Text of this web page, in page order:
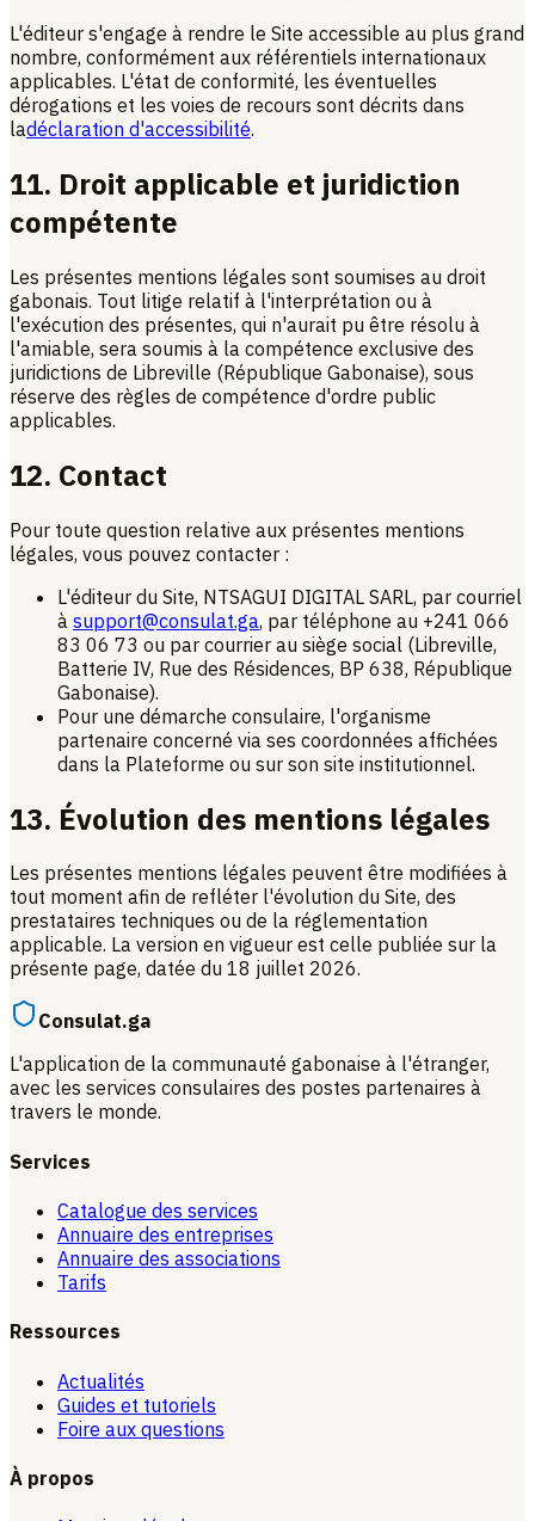
L'éditeur s'engage à rendre le Site accessible au plus grand
nombre, conformément aux référentiels internationaux
applicables. L'état de conformité, les éventuelles
dérogations et les voies de recours sont décrits dans
ladéclaration d'accessibilité.
11. Droit applicable et juridiction
compétente
Les présentes mentions légales sont soumises au droit
gabonais. Tout litige relatif à l'interprétation ou à
l'exécution des présentes, qui n'aurait pu être résolu à
l'amiable, sera soumis à la compétence exclusive des
juridictions de Libreville (République Gabonaise), sous
réserve des règles de compétence d'ordre public
applicables.
12. Contact
Pour toute question relative aux présentes mentions
légales, vous pouvez contacter :
L'éditeur du Site, NTSAGUI DIGITAL SARL, par courriel
à support@consulat.ga, par téléphone au +241 066
83 06 73 ou par courrier au siège social (Libreville,
Batterie IV, Rue des Résidences, BP 638, République
Gabonaise).
Pour une démarche consulaire, l'organisme
partenaire concerné via ses coordonnées affichées
dans la Plateforme ou sur son site institutionnel.
13. Évolution des mentions légales
Les présentes mentions légales peuvent être modifiées à
tout moment afin de refléter l'évolution du Site, des
prestataires techniques ou de la réglementation
applicable. La version en vigueur est celle publiée sur la
présente page, datée du 18 juillet 2026.
Consulat.ga
L'application de la communauté gabonaise à l'étranger,
avec les services consulaires des postes partenaires à
travers le monde.
Services
Catalogue des services
Annuaire des entreprises
Annuaire des associations
Tarifs
Ressources
Actualités
Guides et tutoriels
Foire aux questions
À propos